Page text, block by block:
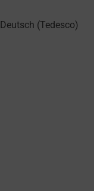
Deutsch (Tedesco)